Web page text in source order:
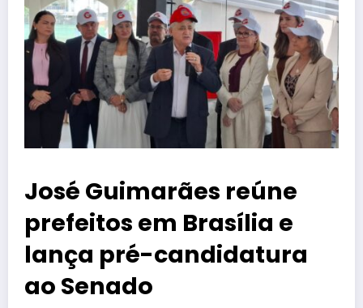
José Guimarães reúne
prefeitos em Brasília e
lança pré-candidatura
ao Senado